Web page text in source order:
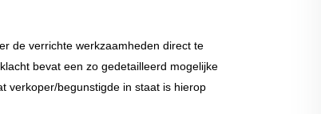
de verrichte werkzaamheden direct te
bevat een zo gedetailleerd mogelijke
verkoper/begunstigde in staat is hierop